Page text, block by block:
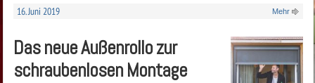
16. Juni 2019 Mehr
Das neue Außenrollo zur
schraubenlosen Montage